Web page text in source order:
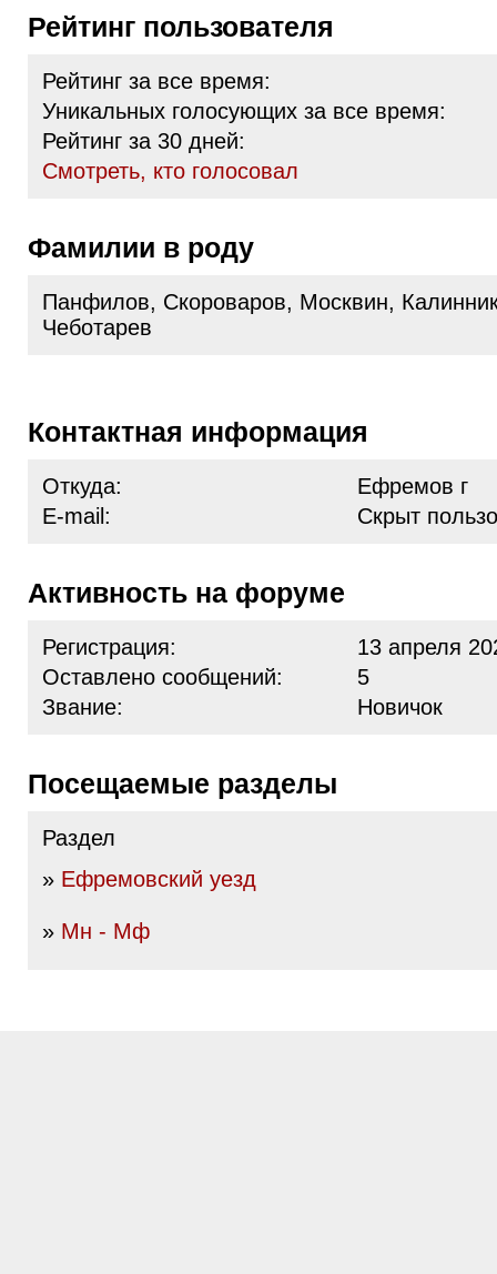
Рейтинг пользователя
Рейтинг за все время:
Уникальных голосующих за все время:
Рейтинг за 30 дней:
Cмотреть, кто голосовал
Фамилии в роду
Панфилов, Скороваров, Москвин,
Чеботарев
Контактная информация
Откуда:
Ефремов г
E-mail:
Скрыт
Активность на форуме
Регистрация:
13 апреля
Оставлено сообщений:
5
Звание:
Новичок
Посещаемые разделы
Раздел
» Ефремовский уезд
» Мн - Мф